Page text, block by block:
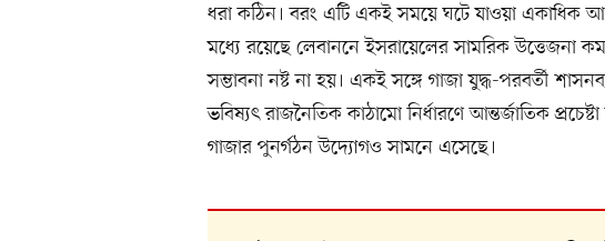
ধরা কঠিন। বরং এটি একই সময়ে ঘটে যাওয়া একাধিক
মধ্যে রয়েছে লেবাননে ইসরায়েলের সামরিক উত্তেজনা
সম্ভাবনা নষ্ট না হয়। একই সঙ্গে গাজা যুদ্ধ-পরবর্তী
ভবিষ্যৎ রাজনৈতিক কাঠামো নির্ধারণে আন্তর্জাতিক
গাজার পুনর্গঠন উদ্যোগও সামনে এসেছে।